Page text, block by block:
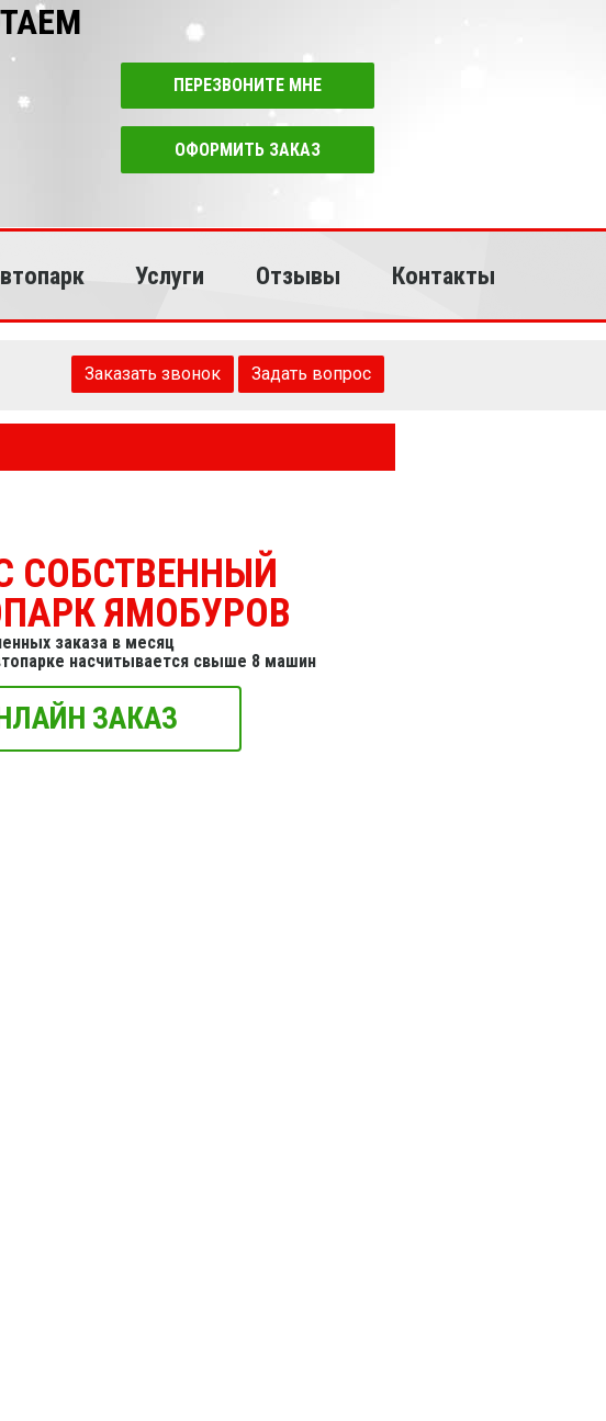
ПЕРЕЗВОНИТЕ МНЕ
ОФОРМИТЬ ЗАКАЗ
Услуги Отзывы Контакты
Заказать звонок Задать вопрос
СОБСТВЕННЫЙ
ЯМОБУРОВ
заказа в месяц
насчитывается свыше 8 машин
ЗАКАЗ